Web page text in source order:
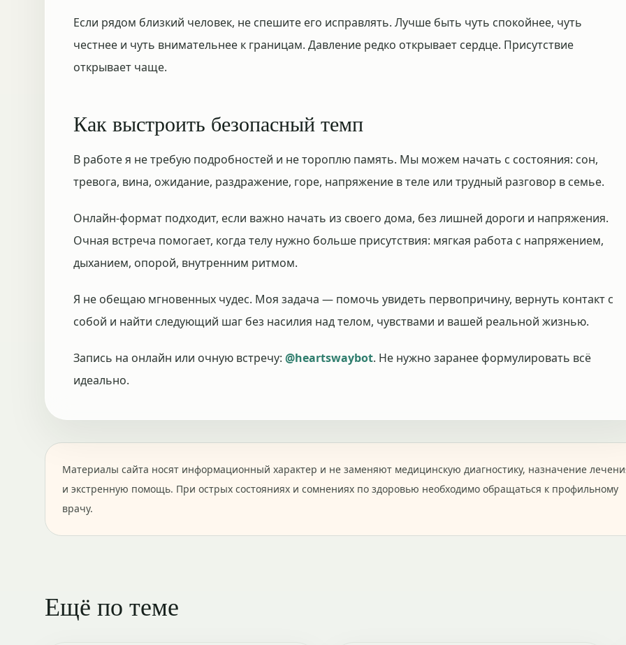
Если рядом близкий человек, не спешите его исправлять. Лучше быть чуть спокойнее, чуть
честнее и чуть внимательнее к границам. Давление редко открывает сердце. Присутствие
открывает чаще.
Как выстроить безопасный темп
В работе я не требую подробностей и не тороплю память. Мы можем начать с состояния: сон,
тревога, вина, ожидание, раздражение, горе, напряжение в теле или трудный разговор в семье.
Онлайн-формат подходит, если важно начать из своего дома, без лишней дороги и напряжения.
Очная встреча помогает, когда телу нужно больше присутствия: мягкая работа с напряжением,
дыханием, опорой, внутренним ритмом.
Я не обещаю мгновенных чудес. Моя задача — помочь увидеть первопричину, вернуть контакт с
собой и найти следующий шаг без насилия над телом, чувствами и вашей реальной жизнью.
Запись на онлайн или очную встречу: @heartswaybot. Не нужно заранее формулировать всё
идеально.
Материалы сайта носят информационный характер и не заменяют медицинскую диагностику, назначение
и экстренную помощь. При острых состояниях и сомнениях по здоровью необходимо обращаться к профильному
врачу.
Ещё по теме